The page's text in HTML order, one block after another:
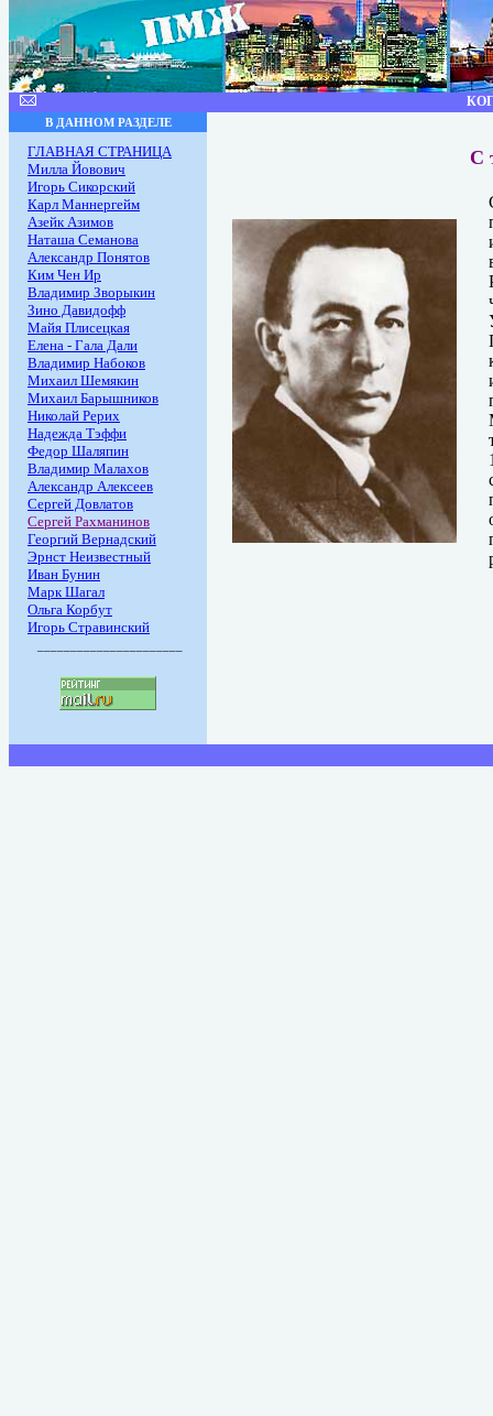
В ДАННОМ РАЗДЕЛЕ
ГЛАВНАЯ СТРАНИЦА
Милла Йовович
Игорь Сикорский
Карл Маннергейм
Азейк Азимов
Наташа Семанова
Александр Понятов
Ким Чен Ир
Владимир Зворыкин
Зино Давидофф
Майя Плисецкая
Елена - Гала Дали
Владимир Набоков
Михаил Шемякин
Михаил Барышников
Николай Рерих
Надежда Тэффи
Федор Шаляпин
Владимир Малахов
Александр Алексеев
Сергей Довлатов
Сергей Рахманинов
Георгий Вернадский
Эрнст Неизвестный
Иван Бунин
Марк Шагал
Ольга Корбут
Игорь Стравинский
С